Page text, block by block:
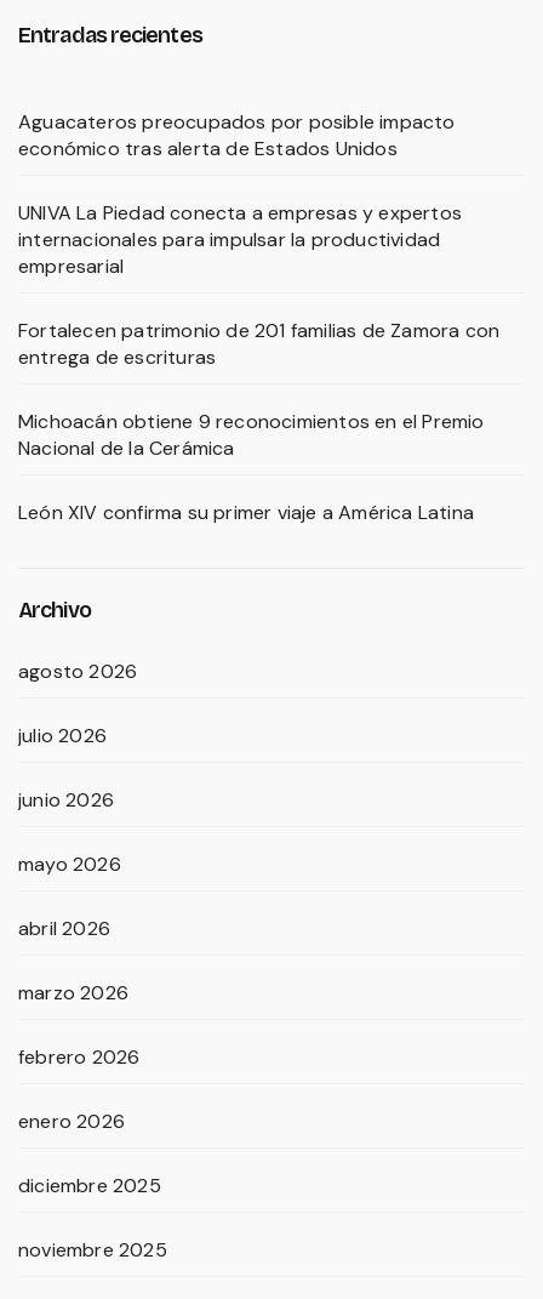
Entradas recientes
Aguacateros preocupados por posible impacto
económico tras alerta de Estados Unidos
UNIVA La Piedad conecta a empresas y expertos
internacionales para impulsar la productividad
empresarial
Fortalecen patrimonio de 201 familias de Zamora con
entrega de escrituras
Michoacán obtiene 9 reconocimientos en el Premio
Nacional de la Cerámica
León XIV confirma su primer viaje a América Latina
Archivo
agosto 2026
julio 2026
junio 2026
mayo 2026
abril 2026
marzo 2026
febrero 2026
enero 2026
diciembre 2025
noviembre 2025